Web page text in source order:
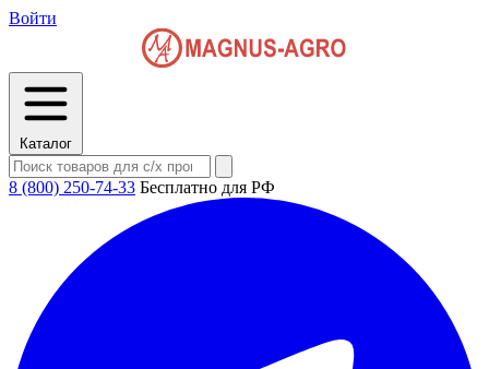
Войти
Каталог
8 (800) 250-74-33 Бесплатно для РФ